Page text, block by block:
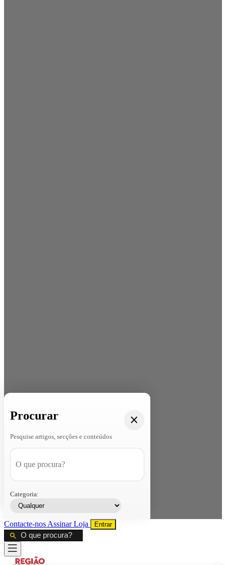
Procurar
Pesquise artigos, secções e conteúdos
Categoria:
Contacte-nos AssinarLoja Entrar